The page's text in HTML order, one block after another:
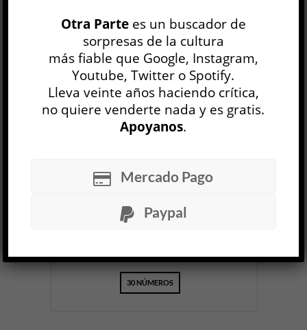
EDICIÓN IMPRESA
30 NÚMEROS
Otra Partees un buscador de
sorpresas de la cultura
más fiable que Google, Instagram,
Youtube, Twitter o Spotify.
Lleva veinte años haciendo crítica,
no quiere venderte nada y es gratis.
Apoyanos.
Mercado Pago
Paypal